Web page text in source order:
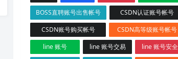
BOSS直聘账号出售帐号
CSDN认证账号帐号
CSDN账号购买帐号
CSDN高等级账号帐号
line 账号
line 账号交易
line 账号安全